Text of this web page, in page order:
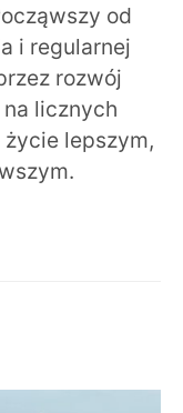
od
i regularnej
rozwój
licznych
lepszym,